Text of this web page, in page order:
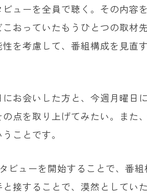
ューを全員で聴く。その内容
おっていたもうひとつの取材
を考慮して、番組構成を見直
にお会いした方と、今週月曜日
点を取り上げてみたい。また
ことです。
ビューを開始することで、番
接することで、漠然としてい